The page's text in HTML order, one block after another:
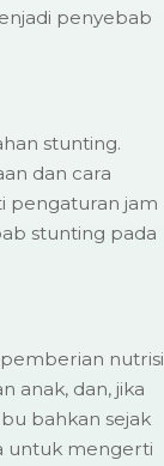
penyebab
stunting.
dan cara
pengaturan jam
stunting pada
nutrisi
anak, dan, jika
bahkan sejak
untuk mengerti